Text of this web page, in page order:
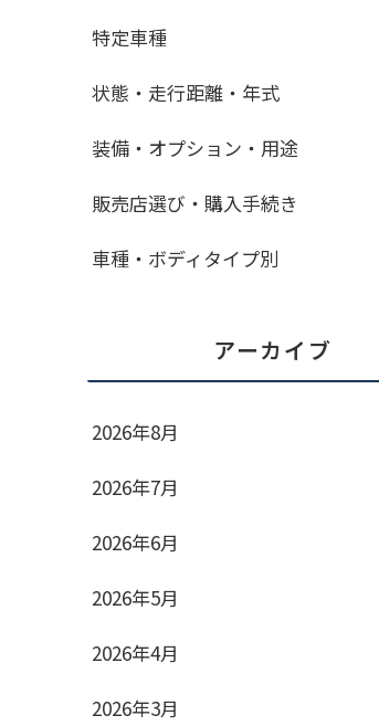
特定車種
状態・走行距離・年式
装備・オプション・用途
販売店選び・購入手続き
車種・ボディタイプ別
アーカイブ
2026年8月
2026年7月
2026年6月
2026年5月
2026年4月
2026年3月